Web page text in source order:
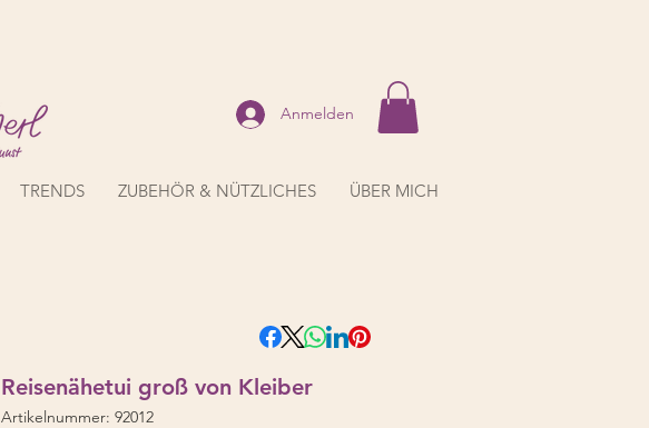
Anmelden
TRENDS ZUBEHÖR & NÜTZLICHES ÜBER MICH
Reisenähetui groß von Kleiber
Artikelnummer: 92012